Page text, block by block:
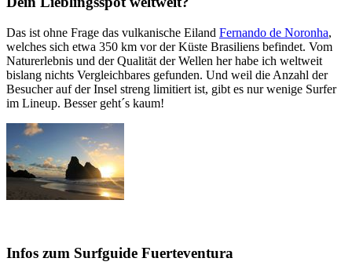
Das ist ohne Frage das vulkanische Eiland Fernando de Noronha,
welches sich etwa 350 km vor der Küste Brasiliens befindet. Vom
Naturerlebnis und der Qualität der Wellen her habe ich weltweit
bislang nichts Vergleichbares gefunden. Und weil die Anzahl der
Besucher auf der Insel streng limitiert ist, gibt es nur wenige Surfer
im Lineup. Besser geht´s kaum!
Infos zum Surfguide Fuerteventura